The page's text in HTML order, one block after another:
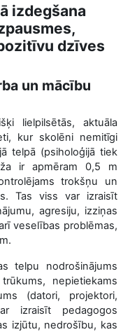
izdegšana
dzīves
un mācību
lielpilsētās, aktuāla
kur skolēni nemitīgi
telpā (psiholoģijā tiek
ir apmēram 0,5 m
trokšņu un
Tas viss var izraisīt
agresiju, izziņas
veselības problēmas,
telpu nodrošinājums
nepietiekams
(datori, projektori,
izraisīt pedagogos
izjūtu, nedrošību, kas